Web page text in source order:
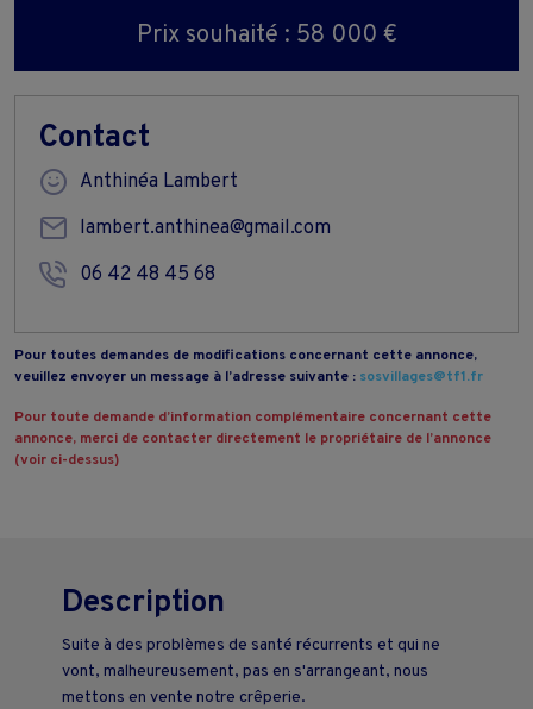
Prix souhaité : 58 000 €
Contact
Anthinéa Lambert
lambert.anthinea@gmail.com
06 42 48 45 68
Pour toutes demandes de modifications concernant cette annonce,
veuillez envoyer un message à l’adresse suivante : sosvillages@tf1.fr
Pour toute demande d’information complémentaire concernant cette
annonce, merci de contacter directement le propriétaire de l’annonce
(voir ci-dessus)
Description
Suite à des problèmes de santé récurrents et qui ne
vont, malheureusement, pas en s'arrangeant, nous
mettons en vente notre crêperie.